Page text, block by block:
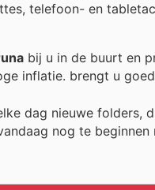
telefoon- en
bij u in de buurt en
inflatie. brengt u
dag nieuwe folders,
nog te beginnen